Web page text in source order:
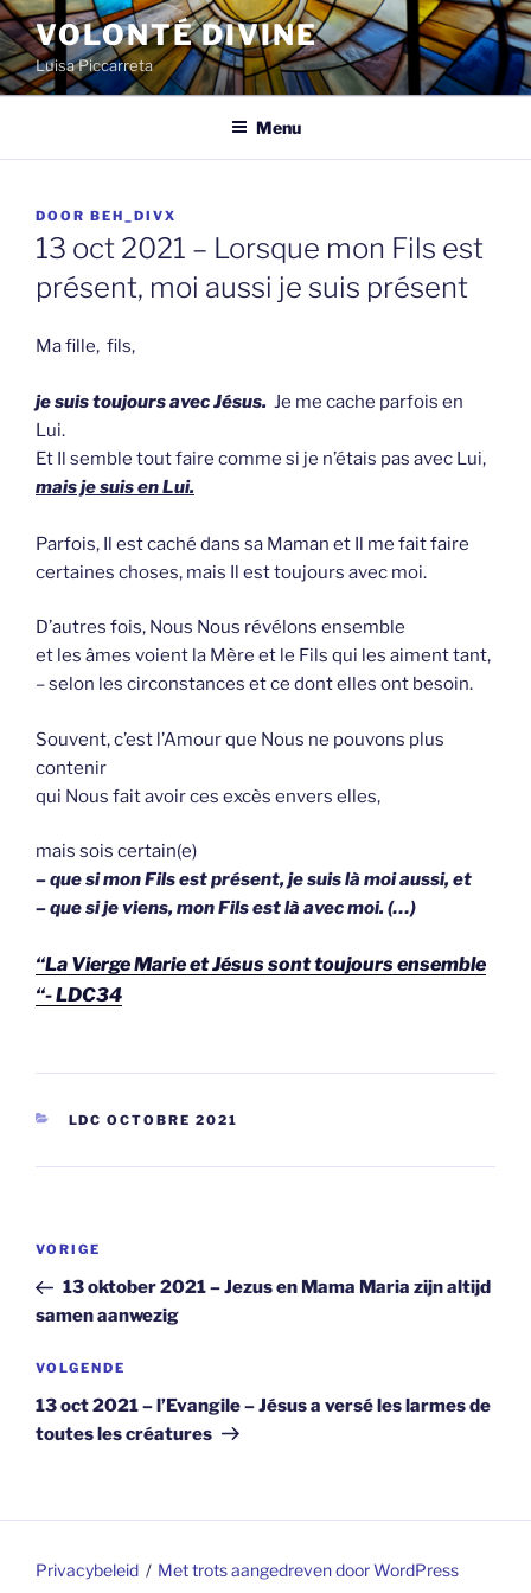
Spring
naar
de
inhoud
VOLONTÉ DIVINE
Luisa Piccarreta
Menu
GEPLAATST
OP
DOOR BEH_DIVX
13 oct 2021 – Lorsque mon Fils est
présent, moi aussi je suis présent
Ma fille, fils,
je suis toujours avec Jésus. Je me cache parfois en
Lui.
Et Il semble tout faire comme si je n’étais pas avec Lui,
mais je suis en Lui.
Parfois, Il est caché dans sa Maman et Il me fait faire
certaines choses, mais Il est toujours avec moi.
D’autres fois, Nous Nous révélons ensemble
et les âmes voient la Mère et le Fils qui les aiment tant,
– selon les circonstances et ce dont elles ont besoin.
Souvent, c’est l’Amour que Nous ne pouvons plus
contenir
qui Nous fait avoir ces excès envers elles,
mais sois certain(e)
– que si mon Fils est présent, je suis là moi aussi, et
– que si je viens, mon Fils est là avec moi. (…)
“La Vierge Marie et Jésus sont toujours ensemble
“- LDC34
CATEGORIEËN
LDC OCTOBRE 2021
Berichtnavigatie
Vorig
bericht
VORIGE
13 oktober 2021 – Jezus en Mama Maria zijn altijd
samen aanwezig
Volgend
bericht
VOLGENDE
13 oct 2021 – l’Evangile – Jésus a versé les larmes de
toutes les créatures
Privacybeleid Met trots aangedreven door WordPress